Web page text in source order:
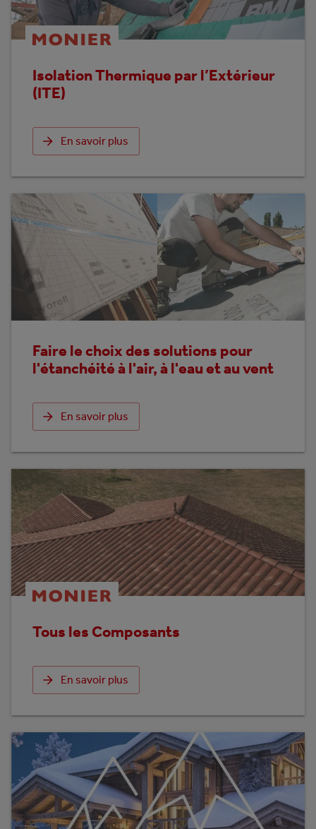
Isolation Thermique par l’Extérieur
(ITE)
En savoir plus
Faire le choix des solutions pour
l'étanchéité à l'air, à l'eau et au vent
En savoir plus
Tous les Composants
En savoir plus